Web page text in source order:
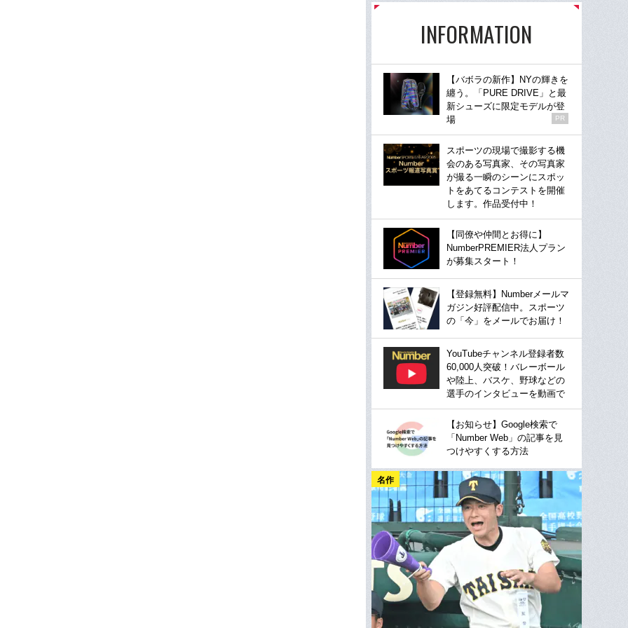
INFORMATION
【バボラの新作】NYの輝きを
纏う。「PURE DRIVE」と最
新シューズに限定モデルが登
場
PR
スポーツの現場で撮影する機
会のある写真家、その写真家
が撮る一瞬のシーンにスポッ
トをあてるコンテストを開催
します。作品受付中！
【同僚や仲間とお得に】
NumberPREMIER法人プラン
が募集スタート！
【登録無料】Numberメールマ
ガジン好評配信中。スポーツ
の「今」をメールでお届け！
YouTubeチャンネル登録者数
60,000人突破！バレーボール
や陸上、バスケ、野球などの
選手のインタビューを動画で
【お知らせ】Google検索で
「Number Web」の記事を見
つけやすくする方法
名作